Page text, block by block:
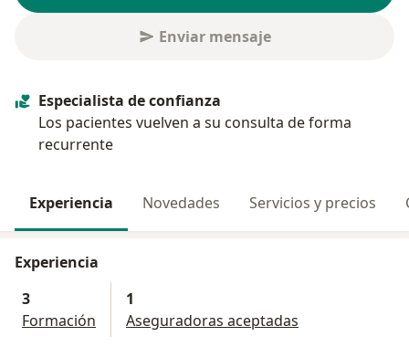
Enviar mensaje
Especialista de confianza
Los pacientes vuelven a su consulta de forma
recurrente
Experiencia Novedades Servicios y precios
Experiencia
3
Formación
1
Aseguradoras aceptadas